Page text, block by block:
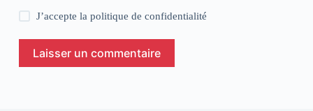
J’accepte lapolitique de confidentialité
Laisser un commentaire